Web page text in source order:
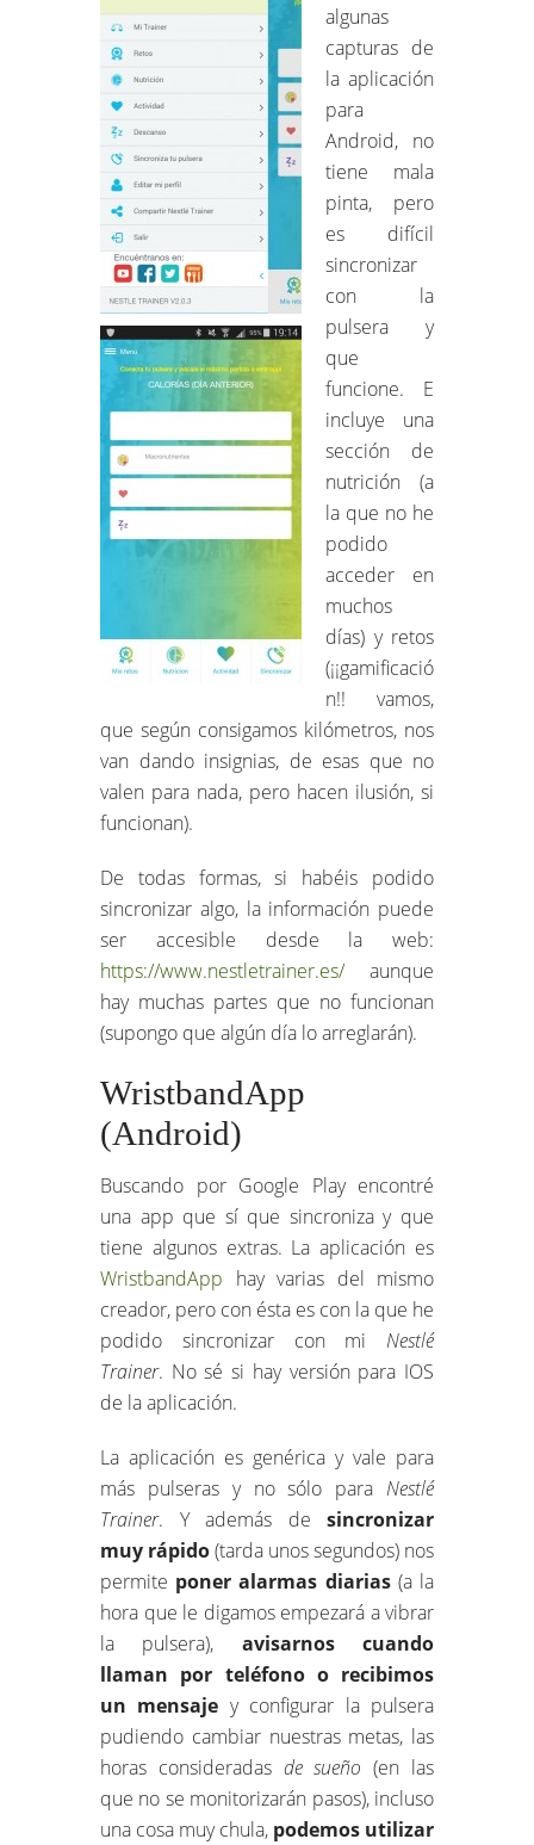
algunas
capturas de
la aplicación
para
Android, no
tiene mala
pinta, pero
es difícil
sincronizar
con la
pulsera y
que
funcione. E
incluye una
sección de
nutrición (a
la que no he
podido
acceder en
muchos
días) y retos
(¡¡gamificació
n!! vamos,
que según consigamos kilómetros, nos
van dando insignias, de esas que no
valen para nada, pero hacen ilusión, si
funcionan).
De todas formas, si habéis podido
sincronizar algo, la información puede
ser accesible desde la web:
https://www.nestletrainer.es/aunque
hay muchas partes que no funcionan
(supongo que algún día lo arreglarán).
WristbandApp
(Android)
Buscando por Google Play encontré
una app que sí que sincroniza y que
tiene algunos extras. La aplicación es
WristbandApp hay varias del mismo
creador, pero con ésta es con la que he
podido sincronizar con mi Nestlé
Trainer. No sé si hay versión para IOS
de la aplicación.
La aplicación es genérica y vale para
más pulseras y no sólo para Nestlé
Trainer. Y además de sincronizar
muy rápido(tarda unos segundos) nos
permite poner alarmas diarias(a la
hora que le digamos empezará a vibrar
la pulsera), avisarnos cuando
llaman por teléfono o recibimos
un mensaje y configurar la pulsera
pudiendo cambiar nuestras metas, las
horas consideradas de sueño (en las
que no se monitorizarán pasos), incluso
una cosa muy chula, podemos utilizar